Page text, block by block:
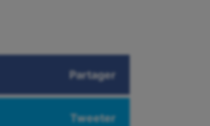
Partager
Tweeter